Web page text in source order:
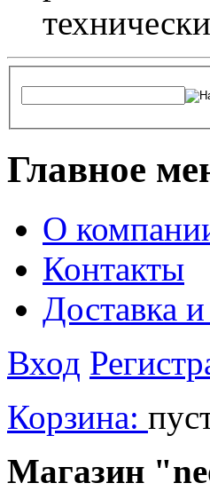
Главное
О
Контакты
Доставка
Вход
Корзина:
Магазин